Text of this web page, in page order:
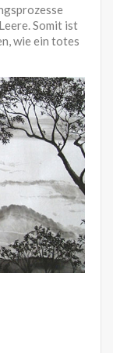
Somit ist
wie ein totes